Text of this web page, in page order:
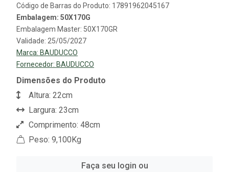
Código de Barras do Produto: 17891962045167
Embalagem: 50X170G
Embalagem Master: 50X170GR
Validade: 25/05/2027
Marca: BAUDUCCO
Fornecedor: BAUDUCCO
Dimensões do Produto
Altura: 22cm
Largura: 23cm
Comprimento: 48cm
Peso: 9,100Kg
Faça seu login ou